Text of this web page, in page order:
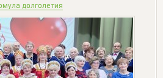
долголетия